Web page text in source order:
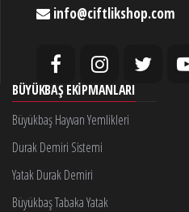
info@ciftlikshop.com
BÜYÜKBAŞ EKIPMANLARI
Büyükbaş Hayvan Yemlikleri
Durak Demiri Sistemi
Yatak Durak Demiri
Büyükbaş Tabaka Yatak